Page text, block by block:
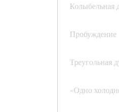
Колыбельная
Пробуждение
Треугольная
«Одно